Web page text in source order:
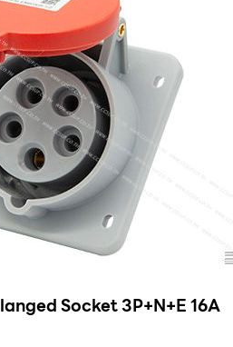
Socket 3P+N+E 16A